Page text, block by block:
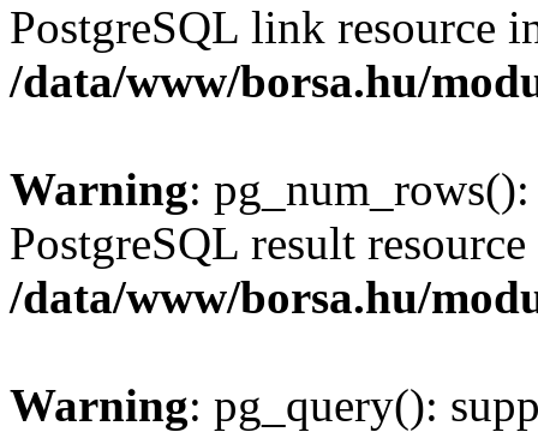
PostgreSQL link resource
/data/www/borsa.hu/
Warning:
PostgreSQL result
/data/www/borsa.hu/
Warning: pg_query():